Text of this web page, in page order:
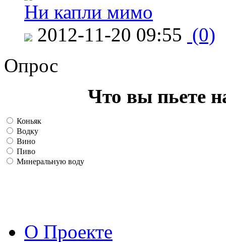
Ни капли мимо
2012-11-20 09:55 (0)
Опрос
Что вы пьете
Коньяк
Водку
Вино
Пиво
Минеральную воду
О Проекте